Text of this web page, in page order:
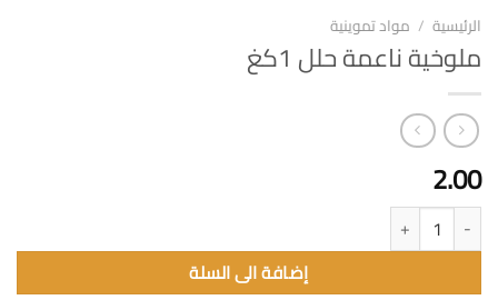
الرئيسية / مواد تموينية
ملوخية ناعمة حلل 1كغ
2.00
كمية ملوخية ناعمة حلل 1كغ
إضافة الى السلة